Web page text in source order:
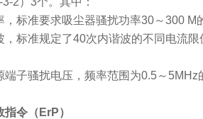
，标准要求吸尘器骚扰功率30～300 M
准规定了40次内谐波的不同电流限
骚扰电压，频率范围为0.5～5MHz
指令（ErP）